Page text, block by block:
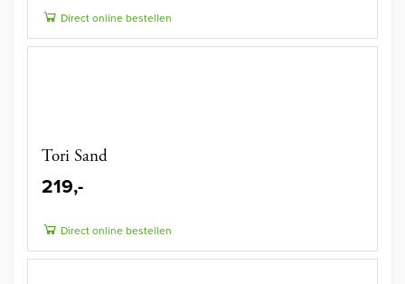
Direct online bestellen
Tori Sand
219,-
Direct online bestellen